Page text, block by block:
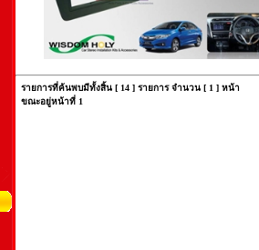
รายการที่ค้นพบมีทั้งสิ้น [ 14 ] รายการ จำนวน [ 1 ] หน้า
ขณะอยู่หน้าที่ 1